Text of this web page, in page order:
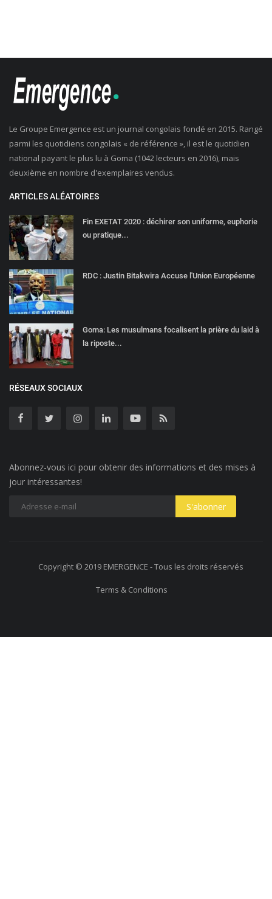
Le Groupe Emergence est un journal congolais fondé en 2015. Rangé
parmi les quotidiens congolais « de référence », il est le quotidien
national payant le plus lu à Goma (1042 lecteurs en 2016), mais
deuxième en nombre d'exemplaires vendus.
ARTICLES ALÉATOIRES
Fin EXETAT 2020 : déchirer son uniforme, euphorie
ou pratique...
RDC : Justin Bitakwira Accuse l'Union Européenne
Goma: Les musulmans focalisent la prière du laid à
la riposte...
RÉSEAUX SOCIAUX
Abonnez-vous ici pour obtenir des informations et des mises à
jour intéressantes!
Copyright © 2019 EMERGENCE - Tous les droits réservés
Terms & Conditions